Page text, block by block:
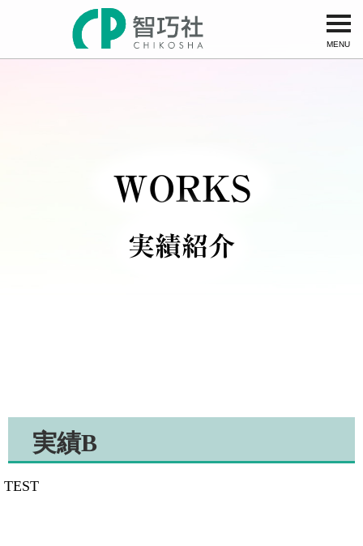
MENU
WORKS
実績紹介
実績B
TEST